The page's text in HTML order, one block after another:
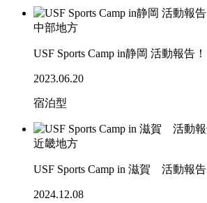
中部地方
USF Sports Camp in静岡 活動報告！
2023.06.20
宿泊型
近畿地方
USF Sports Camp in 滋賀 活動報告
2024.12.08